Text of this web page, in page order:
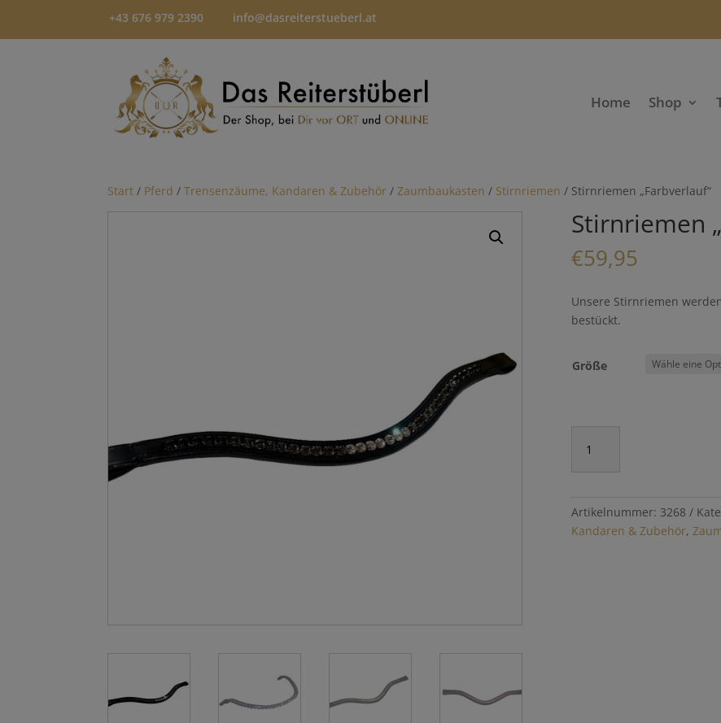
+43 676 979 2390 info@dasreiterstueberl.at
Home Shop
Start / Pferd / Trensenzäume, Kandaren & Zubehör / Zaumbaukasten / Stirnriemen / Stirnriemen „Farbverlauf“
Stirnriemen
€59,95
Unsere Stirnriemen
bestückt.
Größe
"Farbverlauf"
Artikelnummer: 3268
Kandaren & Zubehör,